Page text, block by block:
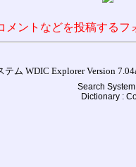
メントなどを投稿する
テム WDIC Explorer Version
Search
Dictionary :